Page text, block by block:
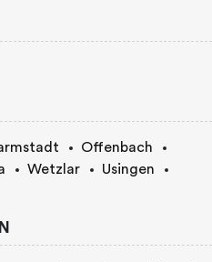
Offenbach
Wetzlar
Usingen